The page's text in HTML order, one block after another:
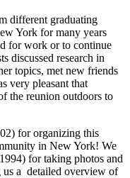
different graduating
York for many years
for work or to continue
discussed research in
topics, met new friends
very pleasant that
the reunion outdoors to
for organizing this
in New York! We
for taking photos and
a detailed overview of